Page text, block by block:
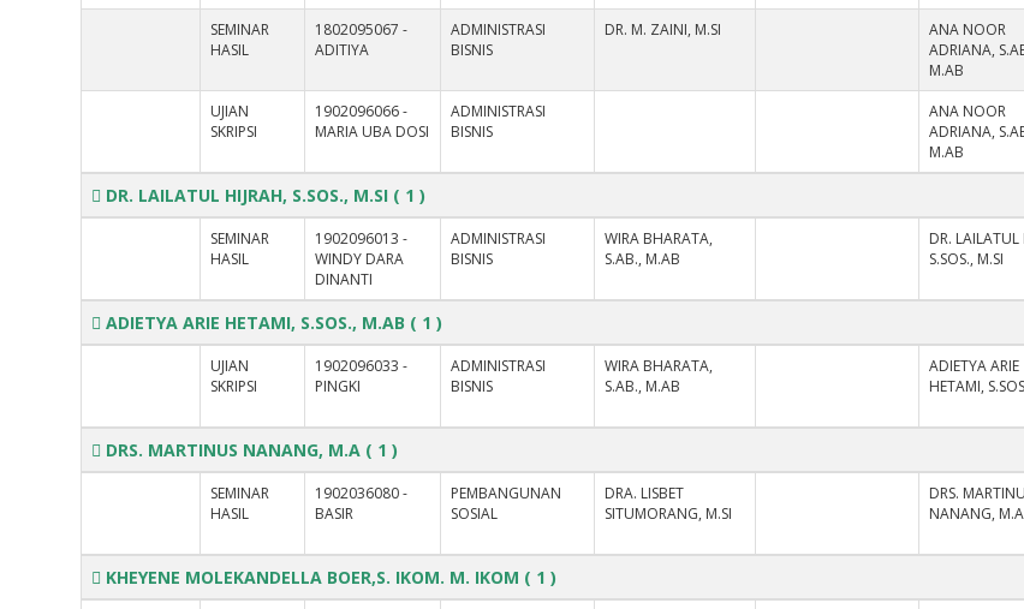
SEMINAR
HASIL
1802095067 -
ADITIYA
ADMINISTRASI
BISNIS
DR. M. ZAINI, M.SI
ANA NOOR
ADRIANA,
M.AB
UJIAN
SKRIPSI
1902096066 -
MARIA UBA DOSI
ADMINISTRASI
BISNIS
ANA NOOR
ADRIANA,
M.AB
DR. LAILATUL HIJRAH, S.SOS., M.SI ( 1 )
SEMINAR
HASIL
1902096013 -
WINDY DARA
DINANTI
ADMINISTRASI
BISNIS
WIRA BHARATA,
S.AB., M.AB
DR. LAILATUL
S.SOS., M.SI
ADIETYA ARIE HETAMI, S.SOS., M.AB ( 1 )
UJIAN
SKRIPSI
1902096033 -
PINGKI
ADMINISTRASI
BISNIS
WIRA BHARATA,
S.AB., M.AB
ADIETYA ARIE
HETAMI,
DRS. MARTINUS NANANG, M.A ( 1 )
SEMINAR
HASIL
1902036080 -
BASIR
PEMBANGUNAN
SOSIAL
DRA. LISBET
SITUMORANG, M.SI
DRS.
NANANG, M.A
KHEYENE MOLEKANDELLA BOER,S. IKOM. M. IKOM ( 1 )